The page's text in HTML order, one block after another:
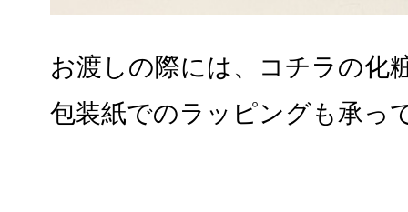
お渡しの際には、コチラの化
包装紙でのラッピングも承っ